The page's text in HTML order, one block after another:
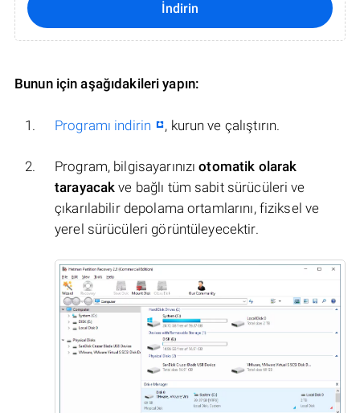
İndirin
Bunun için aşağıdakileri yapın:
Programı indirin , kurun ve çalıştırın.
Program, bilgisayarınızıotomatik olarak
tarayacak ve bağlı tüm sabit sürücüleri ve
çıkarılabilir depolama ortamlarını, fiziksel ve
yerel sürücüleri görüntüleyecektir.